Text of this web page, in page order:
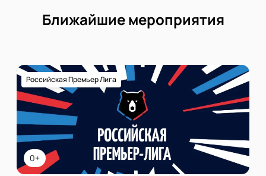
Ближайшие мероприятия
0+
Российская Премьер Лига